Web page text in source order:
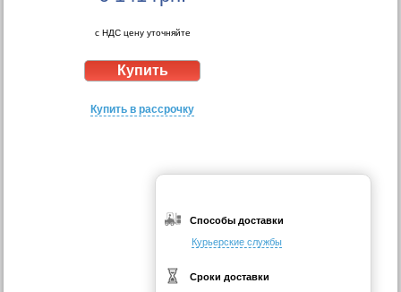
с НДС цену уточняйте
Купить в рассрочку
Способы доставки
Курьерские службы
Сроки доставки